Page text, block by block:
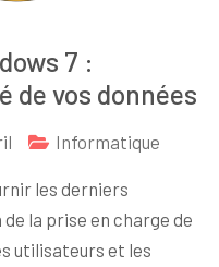
7 :
de vos données
Informatique
les derniers
la prise en charge de
utilisateurs et les